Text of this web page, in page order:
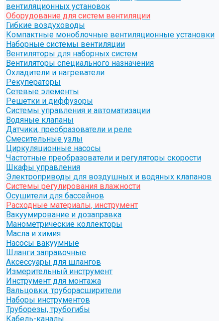
вентиляционных установок
Оборудование для систем вентиляции
Гибкие воздуховоды
Компактные моноблочные вентиляционные установки
Наборные системы вентиляции
Вентиляторы для наборных систем
Вентиляторы специального назначения
Охладители и нагреватели
Рекуператоры
Сетевые элементы
Решетки и диффузоры
Системы управления и автоматизации
Водяные клапаны
Датчики, преобразователи и реле
Смесительные узлы
Циркуляционные насосы
Частотные преобразователи и регуляторы скорости
Шкафы управления
Электроприводы для воздушных и водяных клапанов
Системы регулирования влажности
Осушители для бассейнов
Расходные материалы, инструмент
Вакуумирование и дозаправка
Манометрические коллекторы
Масла и химия
Насосы вакуумные
Шланги заправочные
Аксессуары для шлангов
Измерительный инструмент
Инструмент для монтажа
Вальцовки, труборасширители
Наборы инструментов
Труборезы, трубогибы
Кабель-каналы